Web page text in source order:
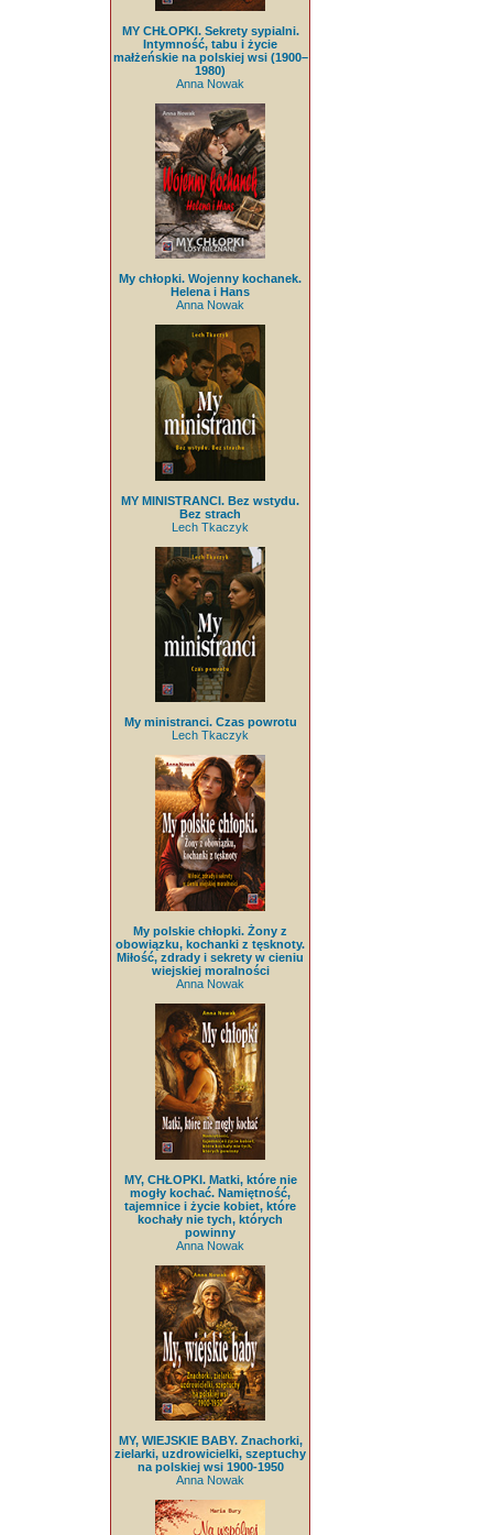
MY CHŁOPKI. Sekrety sypialni.
Intymność, tabu i życie
małżeńskie na polskiej wsi (1900–
1980)
Anna Nowak
My chłopki. Wojenny kochanek.
Helena i Hans
Anna Nowak
MY MINISTRANCI. Bez wstydu.
Bez strach
Lech Tkaczyk
My ministranci. Czas powrotu
Lech Tkaczyk
My polskie chłopki. Żony z
obowiązku, kochanki z tęsknoty.
Miłość, zdrady i sekrety w cieniu
wiejskiej moralności
Anna Nowak
MY, CHŁOPKI. Matki, które nie
mogły kochać. Namiętność,
tajemnice i życie kobiet, które
kochały nie tych, których
powinny
Anna Nowak
MY, WIEJSKIE BABY. Znachorki,
zielarki, uzdrowicielki, szeptuchy
na polskiej wsi 1900-1950
Anna Nowak